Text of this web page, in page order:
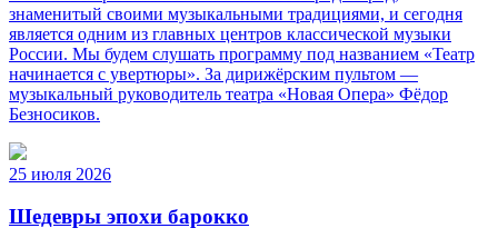
знаменитый своими музыкальными традициями, и сегодня
является одним из главных центров классической музыки
России. Мы будем слушать программу под названием «Театр
начинается с увертюры». За дирижёрским пультом —
музыкальный руководитель театра «Новая Опера» Фёдор
Безносиков.
25 июля 2026
Шедевры эпохи барокко